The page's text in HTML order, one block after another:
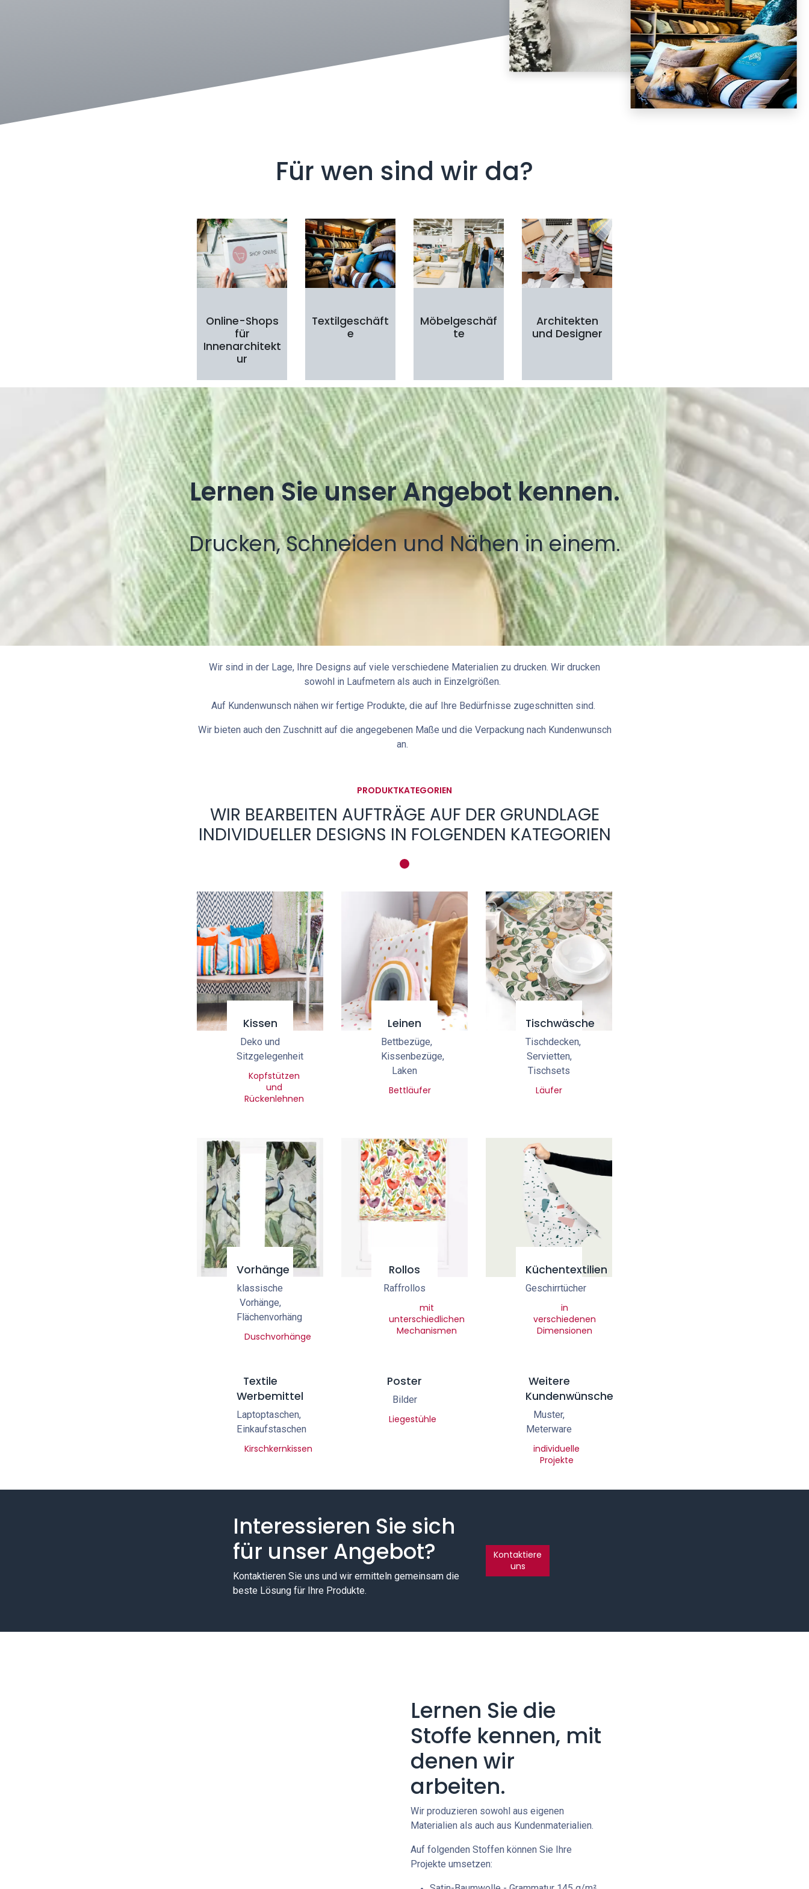
Für wen sind wir da?
Online-Shops
für
Innenarchitekt
ur
Textilgeschäft
e
Möbelgeschäf
te
Architekten
und Designer
Lernen Sie unser Angebot kennen.
Drucken, Schneiden und Nähen in einem.
Wir sind in der Lage, Ihre Designs auf viele verschiedene Materialien zu drucken. Wir drucken
sowohl in Laufmetern als auch in Einzelgrößen.
Auf Kundenwunsch nähen wir fertige Produkte, die auf Ihre Bedürfnisse zugeschnitten sind.
Wir bieten auch den Zuschnitt auf die angegebenen Maße und die Verpackung nach Kundenwunsch
an.
PRODUKTKATEGORIEN
WIR BEARBEITEN AUFTRÄGE AUF DER GRUNDLAGE
INDIVIDUELLER DESIGNS IN FOLGENDEN KATEGORIEN
Kissen
Deko und
Sitzgelegenheit
Kopfstützen
und
Rückenlehnen
Leinen
Bettbezüge,
Kissenbezüge,
Laken
Bettläufer
Tischwäsche
Tischdecken,
Servietten,
Tischsets
Läufer
Vorhänge
klassische
Vorhänge,
Flächenvorhäng
Duschvorhänge
Rollos
Raffrollos
mit
unterschiedlichen
Mechanismen
Küchentextilien
Geschirrtücher
in
verschiedenen
Dimensionen
Textile
Werbemittel
Laptoptaschen,
Einkaufstaschen
Kirschkernkissen
Poster
Bilder
Liegestühle
Weitere
Kundenwünsche
Muster,
Meterware
individuelle
Projekte
Interessieren Sie sich
für unser Angebot?
Kontaktieren Sie uns und wir ermitteln gemeinsam die
beste Lösung für Ihre Produkte.
Kontaktiere
uns
Lernen Sie die
Stoffe kennen, mit
denen wir
arbeiten.
Wir produzieren sowohl aus eigenen
Materialien als auch aus Kundenmaterialien.
Auf folgenden Stoffen können Sie Ihre
Projekte umsetzen: